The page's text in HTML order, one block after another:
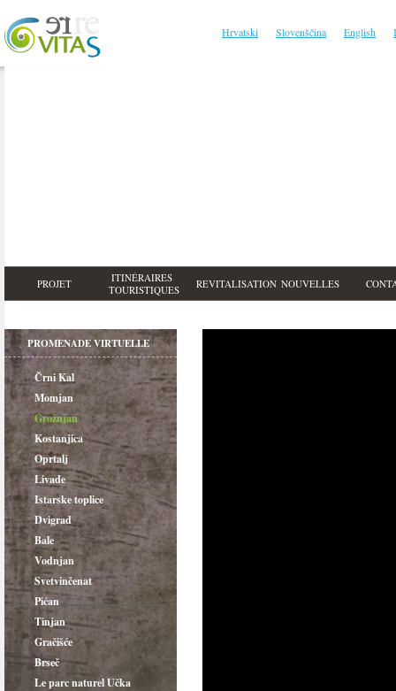
Hrvatski Slovenščina English
PROJET
ITINÉRAIRES
TOURISTIQUES
REVITALISATION NOUVELLES
PROMENADE VIRTUELLE
Črni Kal
Momjan
Grožnjan
Kostanjica
Oprtalj
Livade
Istarske toplice
Dvigrad
Bale
Vodnjan
Svetvinčenat
Pićan
Tinjan
Gračišće
Brseč
Le parc naturel Učka